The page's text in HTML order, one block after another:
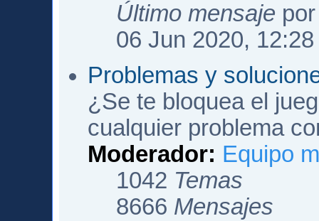
Último mensaje
06 Jun 2020, 12:28
Problemas y
¿Se te bloquea el
cualquier problema
Moderador: Equipo
1042 Temas
8666 Mensajes